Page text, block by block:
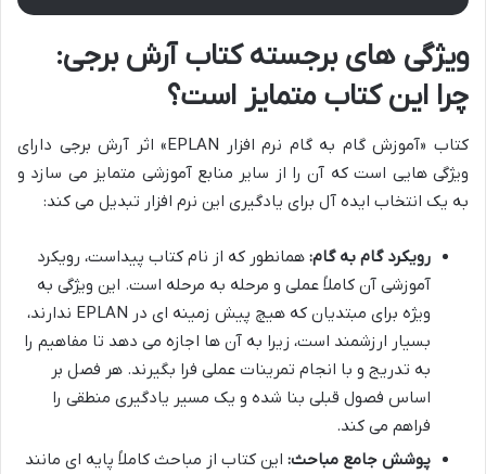
ویژگی های برجسته کتاب آرش برجی:
چرا این کتاب متمایز است؟
کتاب «آموزش گام به گام نرم افزار EPLAN» اثر آرش برجی دارای
ویژگی هایی است که آن را از سایر منابع آموزشی متمایز می سازد و
به یک انتخاب ایده آل برای یادگیری این نرم افزار تبدیل می کند:
رویکرد گام به گام: همانطور که از نام کتاب پیداست، رویکرد
آموزشی آن کاملاً عملی و مرحله به مرحله است. این ویژگی به
ویژه برای مبتدیان که هیچ پیش زمینه ای در EPLAN ندارند،
بسیار ارزشمند است، زیرا به آن ها اجازه می دهد تا مفاهیم را
به تدریج و با انجام تمرینات عملی فرا بگیرند. هر فصل بر
اساس فصول قبلی بنا شده و یک مسیر یادگیری منطقی را
فراهم می کند.
پوشش جامع مباحث: این کتاب از مباحث کاملاً پایه ای مانند